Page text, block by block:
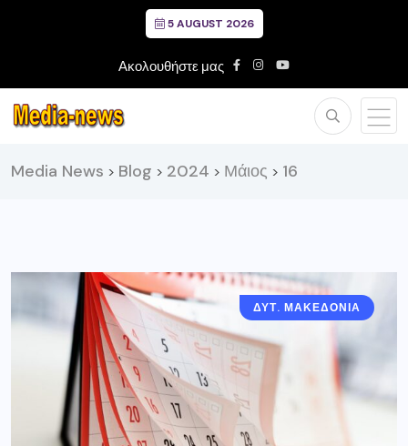
5 AUGUST 2026
Ακολουθήστε μας
Media News > Blog > 2024 > Μάιος > 16
ΔΥΤ. ΜΑΚΕΔΟΝΙΑ